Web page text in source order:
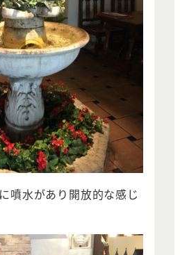
噴水があり開放的な感じ